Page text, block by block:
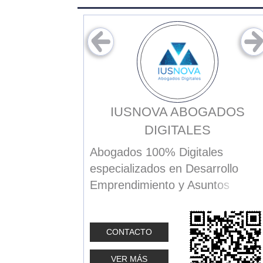
IUSNOVA ABOGADOS
DIGITALES
Abogados 100% Digitales
especializados en Desarrollo
Emprendimiento y Asuntos
Nos caracterizamos por prestar
un amplio rango de servicios
CONTACTO
VER MÁS